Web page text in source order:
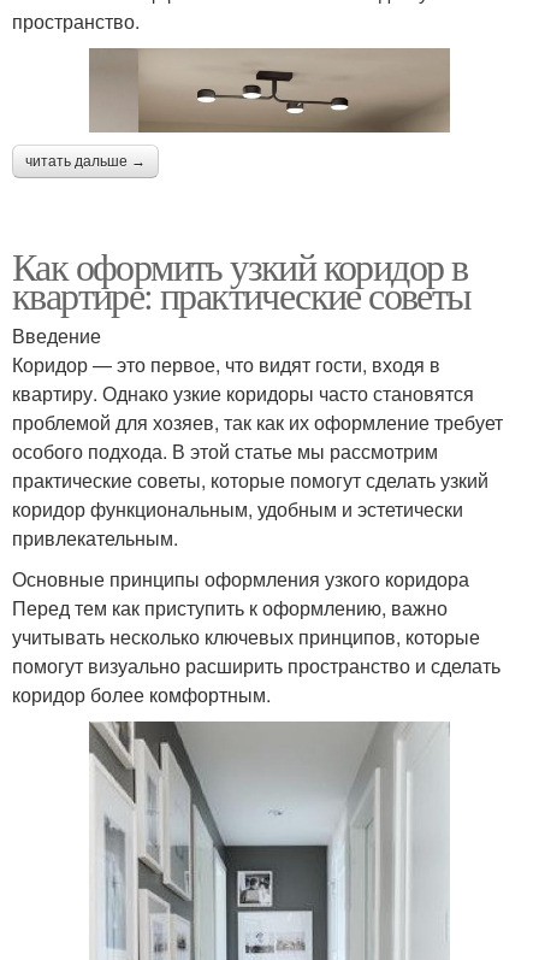
пространство.
читать дальше →
Как оформить узкий коридор в
квартире: практические советы
Введение
Коридор — это первое, что видят гости, входя в
квартиру. Однако узкие коридоры часто становятся
проблемой для хозяев, так как их оформление требует
особого подхода. В этой статье мы рассмотрим
практические советы, которые помогут сделать узкий
коридор функциональным, удобным и эстетически
привлекательным.
Основные принципы оформления узкого коридора
Перед тем как приступить к оформлению, важно
учитывать несколько ключевых принципов, которые
помогут визуально расширить пространство и сделать
коридор более комфортным.